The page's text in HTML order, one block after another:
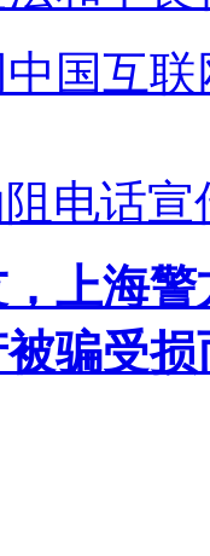
中国互
电话宣
上海
骗受